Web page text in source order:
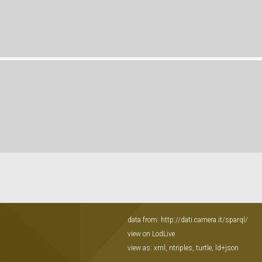
data from: http://dati.camera.it/sparql/
view on LodLive
view as: xml , ntriples, turtle, ld+json